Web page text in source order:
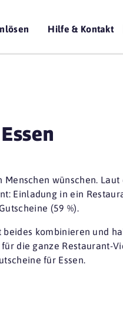
Hilfe & Kontakt
wünschen.
Einladung in ein
Gutscheine (59 %).
kombinieren und
die ganze Restaurant-
für Essen.